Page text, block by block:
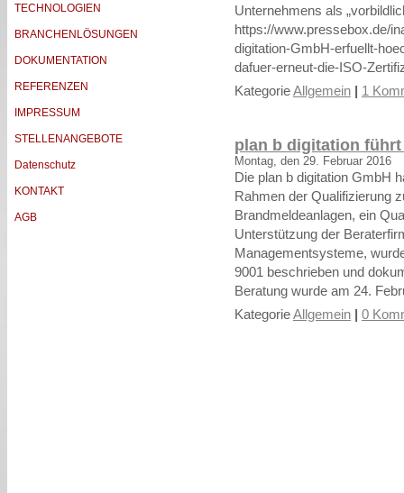
TECHNOLOGIEN
BRANCHENLÖSUNGEN
DOKUMENTATION
REFERENZEN
IMPRESSUM
STELLENANGEBOTE
Datenschutz
KONTAKT
AGB
Unternehmens als
https://www.pressebox.de/
digitation-GmbH-erfuellt-
dafuer-erneut-die-ISO-
KategorieAllgemein | 1
plan b digitation
Montag, den 29. Februar 2016
Die plan b digitation GmbH
Rahmen der Qualifizierung
Brandmeldeanlagen, ein
Unterstützung der
Managementsysteme,
9001 beschrieben und
Beratung wurde am 24.
KategorieAllgemein | 0